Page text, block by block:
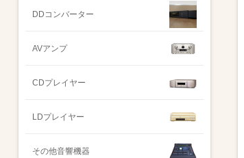
DDコンバーター
AVアンプ
CDプレイヤー
LDプレイヤー
その他音響機器